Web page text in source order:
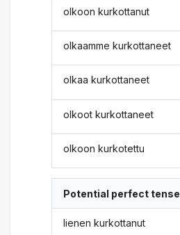
olkoon kurkottanut
olkaamme kurkottaneet
olkaa kurkottaneet
olkoot kurkottaneet
olkoon kurkotettu
Potential perfect tense
lienen kurkottanut